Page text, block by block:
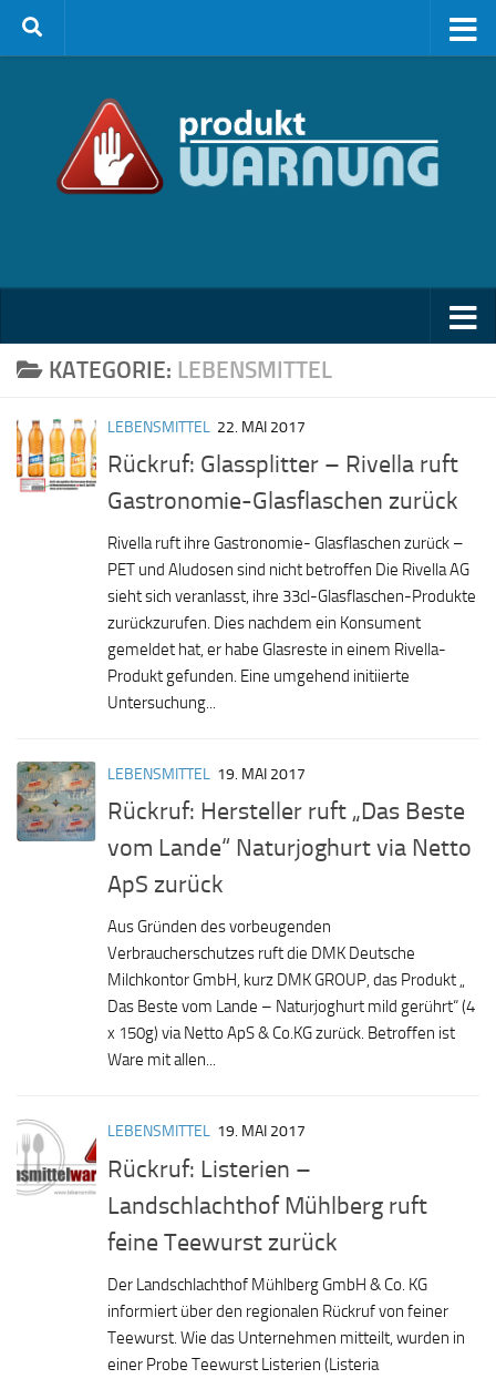
Zum Inhalt springen
KATEGORIE: LEBENSMITTEL
LEBENSMITTEL 22. MAI 2017
Rückruf: Glassplitter – Rivella ruft
Gastronomie-Glasflaschen zurück
Rivella ruft ihre Gastronomie- Glasflaschen zurück –
PET und Aludosen sind nicht betroffen Die Rivella AG
sieht sich veranlasst, ihre 33cl-Glasflaschen-Produkte
zurückzurufen. Dies nachdem ein Konsument
gemeldet hat, er habe Glasreste in einem Rivella-
Produkt gefunden. Eine umgehend initiierte
Untersuchung...
LEBENSMITTEL 19. MAI 2017
Rückruf: Hersteller ruft „Das Beste
vom Lande“ Naturjoghurt via Netto
ApS zurück
Aus Gründen des vorbeugenden
Verbraucherschutzes ruft die DMK Deutsche
Milchkontor GmbH, kurz DMK GROUP, das Produkt „
Das Beste vom Lande – Naturjoghurt mild gerührt“ (4
x 150g) via Netto ApS & Co.KG zurück. Betroffen ist
Ware mit allen...
LEBENSMITTEL 19. MAI 2017
Rückruf: Listerien –
Landschlachthof Mühlberg ruft
feine Teewurst zurück
Der Landschlachthof Mühlberg GmbH & Co. KG
informiert über den regionalen Rückruf von feiner
Teewurst. Wie das Unternehmen mitteilt, wurden in
einer Probe Teewurst Listerien (Listeria